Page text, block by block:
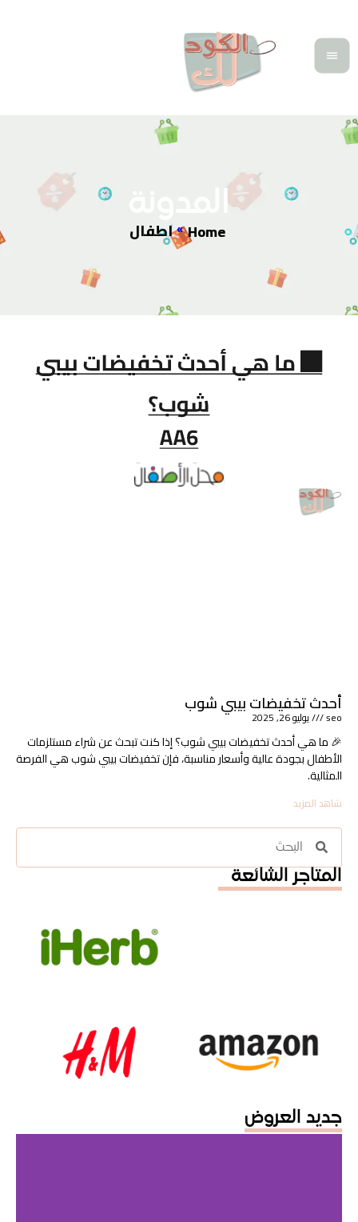
المدونة
Home
» اطفال
أحدث تخفيضات بيبي شوب
seo يوليو 26, 2025
🎉 ما هي أحدث تخفيضات بيبي شوب؟ إذا كنت تبحث عن شراء مستلزمات
الأطفال بجودة عالية وأسعار مناسبة، فإن تخفيضات بيبي شوب هي الفرصة
المثالية.
شاهد المزيد
المتاجر الشائعة
جديد العروض